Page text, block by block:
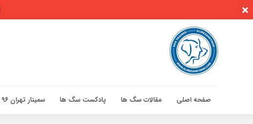
صفحه اصلی مقالات سگ ها پادکست سگ ها سمینار تهران 96